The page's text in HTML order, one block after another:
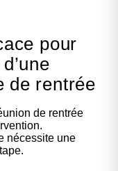
pour
de rentrée
de rentrée
nécessite une